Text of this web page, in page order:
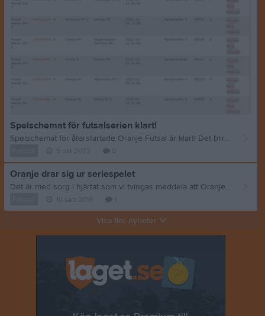
Spelschemat för futsalserien klart!
Spelschemat för återstartade Oranje Futsal är klart! Det blir spel i division 2 i vinter och i serien hittar vi bland annat våra klassiska antagonister Söder Futsal, som åkte ner från ettan förra året och gör sitt allra första år i en serie under division 1. Spelschemat kommer upp i kalendern när det är officiellt, men här är våra matcher så länge:
Oranje drar sig ur seriespelet
Det är med sorg i hjärtat som vi tvingas meddela att Oranje Futsal har dragit sig ur årets seriespel och att futsalsagan för Oranje är slut, åtminstone för denna gång. Vi är stolta över vad vi har lyckats med under de år som vi har varit verksamma – där vi med jämförelsevis mycket små medel lyckades ta oss upp till division 1 och förra året var en av Sveriges 25 bästa futsalklubbar. Ifjol var vi endast ett mål från att nå kvalet till SFL och slutade tvåa efter en tuff kamp med seriesegraren Söder Futsal, en klubb som många av oss har ett förflutet i. Anledningen till vårt beslut är flerbottnad – osäkerhet kring spelartruppen, en alltför tunn och bräcklig organisation och osäkerhet kring sponsorer. Då årets division 1-serie dessutom är än mer utmanande, såväl sportsligt som logistiskt, så var detta enda vägen att gå. Vad händer då nu? Många har som sagt ett förflutet i Söder Futsal och vi har blivit välkomnade att förstärka deras organisation och trupp, vilket många har tackat ja till. Exakt vilka spelare och ledare som följer med och vilka roller som blir aktuella återstår att se, men klart är att vår huvudtränare Emil Nilsson tar över som huvudtränare i Söder Futsal med omedelbar verkan. Så för er som har följt och stöttat Oranje genom åren – kom och lär känna Söder Futsal och heja fram ett nytt lag till framgångar i jakten på en plats i högsta serien! Ni kommer säkerligen att känna igen både spelare och ledare. :-) Som sagt, det är ett vemodigt beslut som har tagits, men genom att slå ihop Oranje och Söder får vi istället ett mycket slagkraftigt lag som har alla chanser att utmana seriefavoriter som förra årets SFL-lag Norrköping och Linköping. Tack till alla futsalspelare och ledare som har bidragit till all framgång och alla roliga stunder och tack till alla er som har kommit och stöttat oss på matcher och givetvis inte minst till er som så generöst har stöttat oss ekonomiskt! Vi får se om vi dyker upp igen i seriespelet i framtiden. :-)
Visa fler nyheter